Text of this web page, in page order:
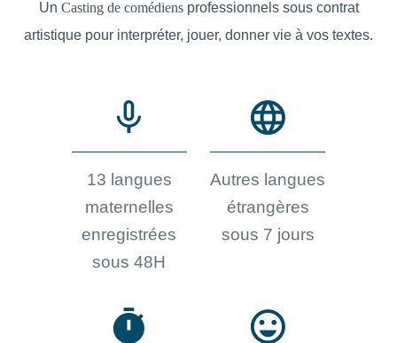
Un Casting de comédiensprofessionnels sous contrat
artistique pour interpréter, jouer, donner vie à vos textes.
mic_none
13 langues
maternelles
enregistrées
sous 48H
language
Autres langues
étrangères
sous 7 jours
timer sentiment_very_satisfied